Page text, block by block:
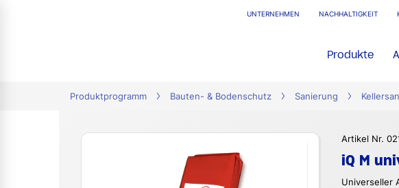
UNTERNEHMEN NACHHALTIGKEIT
Produkte
Produktprogramm Bauten- & Bodenschutz Sanierung
Artikel Nr.
iQ M
Universeller